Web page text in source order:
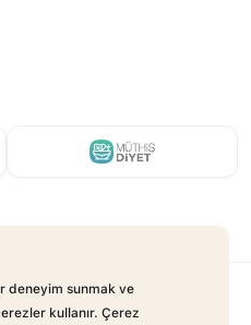
deneyim sunmak ve
kullanır. Çerez